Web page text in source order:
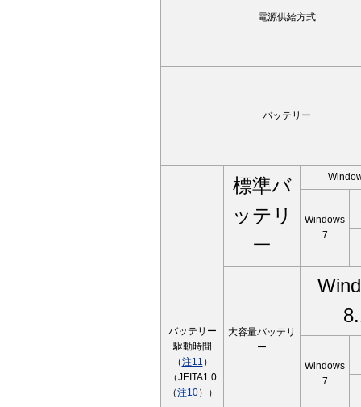
電源供給方式
バッテリー
バッテリー
駆動時間
（注11 ）
（JEITA1.0
（注10））
標準バ
ッテリ
ー
Windows
7
大容量バッテリ
ー
Windows
7